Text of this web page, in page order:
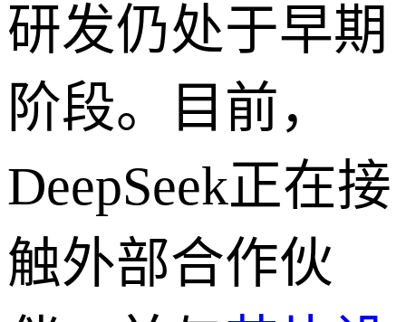
研发仍处于早期
阶段。目前，
DeepSeek正在接
触外部合作伙